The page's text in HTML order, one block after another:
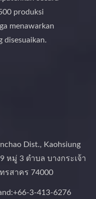
produksi
menawarkan
disesuaikan.
Dist., Kaohsiung
หมู่ 3 ตำบล บางกระเจ้า
รสาคร 74000
3-413-6276